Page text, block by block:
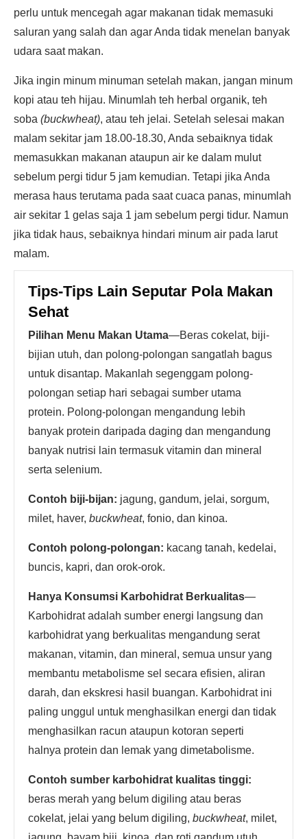
perlu untuk mencegah agar makanan tidak memasuki
saluran yang salah dan agar Anda tidak menelan banyak
udara saat makan.
Jika ingin minum minuman setelah makan, jangan minum
kopi atau teh hijau. Minumlah teh herbal organik, teh
soba (buckwheat), atau teh jelai. Setelah selesai makan
malam sekitar jam 18.00-18.30, Anda sebaiknya tidak
memasukkan makanan ataupun air ke dalam mulut
sebelum pergi tidur 5 jam kemudian. Tetapi jika Anda
merasa haus terutama pada saat cuaca panas, minumlah
air sekitar 1 gelas saja 1 jam sebelum pergi tidur. Namun
jika tidak haus, sebaiknya hindari minum air pada larut
malam.
Tips-Tips Lain Seputar Pola Makan
Sehat
Pilihan Menu Makan Utama—Beras cokelat, biji-
bijian utuh, dan polong-polongan sangatlah bagus
untuk disantap. Makanlah segenggam polong-
polongan setiap hari sebagai sumber utama
protein. Polong-polongan mengandung lebih
banyak protein daripada daging dan mengandung
banyak nutrisi lain termasuk vitamin dan mineral
serta selenium.
Contoh biji-bijan: jagung, gandum, jelai, sorgum,
milet, haver, buckwheat, fonio, dan kinoa.
Contoh polong-polongan: kacang tanah, kedelai,
buncis, kapri, dan orok-orok.
Hanya Konsumsi Karbohidrat Berkualitas—
Karbohidrat adalah sumber energi langsung dan
karbohidrat yang berkualitas mengandung serat
makanan, vitamin, dan mineral, semua unsur yang
membantu metabolisme sel secara efisien, aliran
darah, dan ekskresi hasil buangan. Karbohidrat ini
paling unggul untuk menghasilkan energi dan tidak
menghasilkan racun ataupun kotoran seperti
halnya protein dan lemak yang dimetabolisme.
Contoh sumber karbohidrat kualitas tinggi:
beras merah yang belum digiling atau beras
cokelat, jelai yang belum digiling, buckwheat, milet,